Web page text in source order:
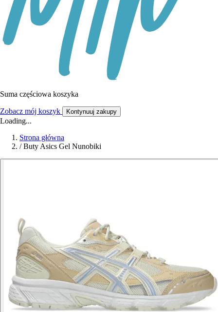
Suma częściowa koszyka
Zobacz mój koszyk Kontynuuj zakupy
Loading...
Strona główna
/ Buty Asics Gel Nunobiki